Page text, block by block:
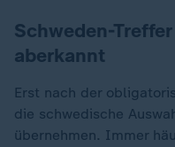
Schweden-
aberkannt
Erst nach der
die schwedische
übernehmen. Immer